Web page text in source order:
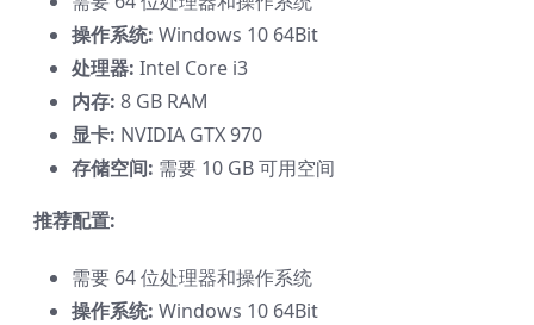
操作系统: Windows 10 64Bit
处理器: Intel Core i3
内存: 8 GB RAM
显卡: NVIDIA GTX 970
存储空间: 需要 10 GB 可用空间
推荐配置:
需要 64 位处理器和操作系统
操作系统: Windows 10 64Bit